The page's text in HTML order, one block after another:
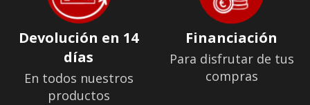
Devolución en 14
días
En todos nuestros
productos
Financiación
Para disfrutar de tus
compras